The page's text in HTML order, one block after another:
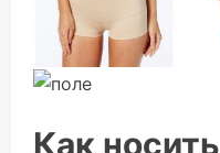
Как носить